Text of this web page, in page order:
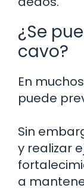
¿Se
cavo?
En
puede
Sin
y realizar
a